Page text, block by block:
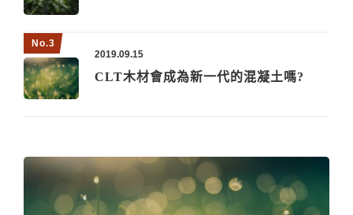
2019.09.15
CLT木材會成為新一代的混凝土嗎?